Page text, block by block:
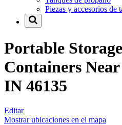
Piezas y accesorios de
Portable
Containers Near
IN 46135
Editar
Mostrar ubicaciones en el mapa